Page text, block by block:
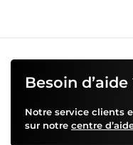
Besoin d’aide
Notre service clients
sur notre centre